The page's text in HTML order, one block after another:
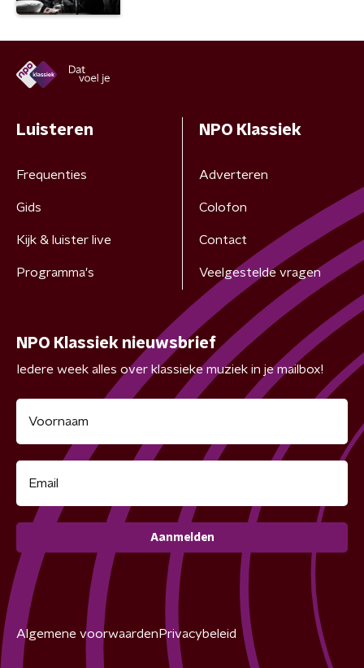
Luisteren
Frequenties
Gids
Kijk & luister live
Programma's
NPO Klassiek
Adverteren
Colofon
Contact
Veelgestelde vragen
NPO Klassiek nieuwsbrief
Iedere week alles over klassieke muziek in je mailbox!
Aanmelden
Algemene voorwaarden Privacybeleid